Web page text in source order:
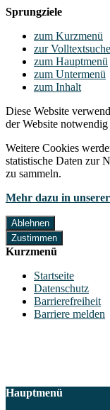
Sprungziele
zum Kurzmenü
zur Volltextsuche
zum Hauptmenü
zum Untermenü
zum Inhalt
Diese Website
der Website
Weitere Cookies
statistische Daten zur
zu sammeln.
Mehr dazu in
Ablehnen
Zustimmen
Kurzmenü
Startseite
Datenschutz
Barrierefreiheit
Barriere melden
Hauptmenü